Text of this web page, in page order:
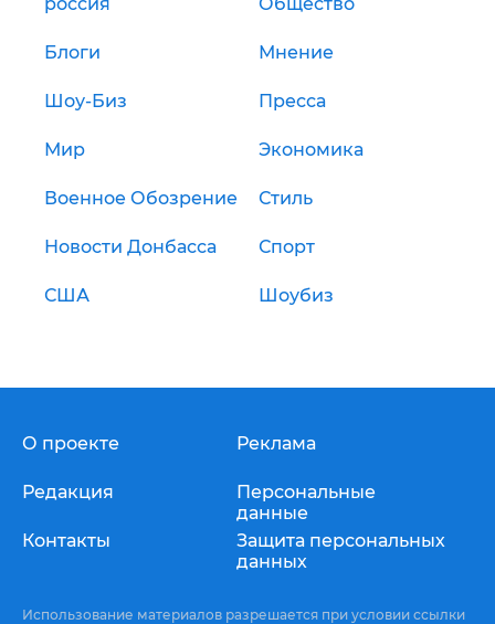
Блоги Мнение
Шоу-Биз Пресса
Мир Экономика
Военное Обозрение Стиль
Новости Донбасса Спорт
США Шоубиз
О проекте
Редакция
Контакты
Реклама
Персональные
данные
Защита персональных
данных
Использование материалов разрешается при условии ссылки